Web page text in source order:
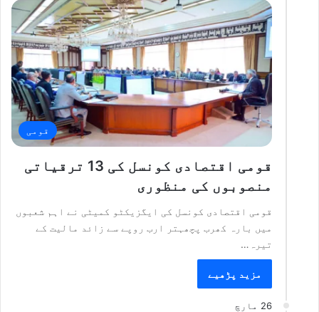
قومی
قومی اقتصادی کونسل کی 13 ترقیاتی
منصوبوں کی منظوری
قومی اقتصادی کونسل کی ایگزیکٹو کمیٹی نے اہم شعبوں
میں بارہ کھرب پچھہتر ارب روپے سے زائد مالیت کے
تیرہ…
مزید پڑھیے
26 مارچ